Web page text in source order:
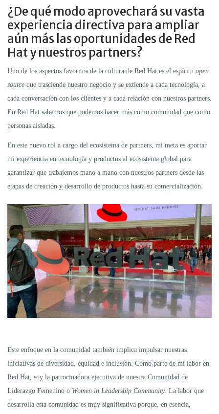
¿De qué modo aprovechará su vasta
experiencia directiva para ampliar
aún más las oportunidades de Red
Hat y nuestros partners?
Uno de los aspectos favoritos de la cultura de Red Hat es el espíritu open
source que trasciende nuestro negocio y se extiende a cada tecnología, a
cada conversación con los clientes y a cada relación con nuestros partners.
En Red Hat sabemos que podemos hacer más como comunidad que como
personas aisladas.
En este nuevo rol a cargo del ecosistema de partners, mi meta es aportar
mi experiencia en tecnología y productos al ecosistema global para
garantizar que trabajemos mano a mano con nuestros partners desde las
etapas de creación y desarrollo de productos hasta su comercialización.
Este enfoque en la comunidad también implica impulsar nuestras
iniciativas de diversidad, equidad e inclusión. Como parte de mi labor en
Red Hat, soy la patrocinadora ejecutiva de nuestra Comunidad de
Liderazgo Femenino o Women in Leadership Community. La labor que
desarrolla esta comunidad es muy significativa porque, en esencia,